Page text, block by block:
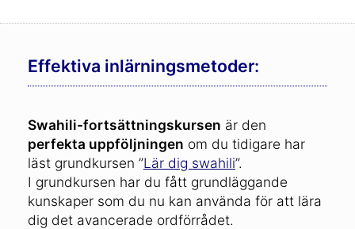
Effektiva inlärningsmetoder:
Swahili-fortsättningskursen är den
perfekta uppföljningen om du tidigare har
läst grundkursen ”Lär dig swahili”.
I grundkursen har du fått grundläggande
kunskaper som du nu kan använda för att lära
dig det avancerade ordförrådet.